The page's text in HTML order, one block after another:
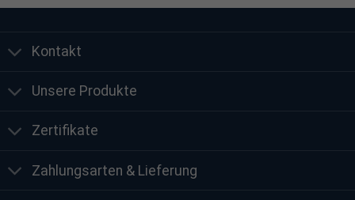
Kontakt
Unsere Produkte
Zertifikate
Zahlungsarten & Lieferung